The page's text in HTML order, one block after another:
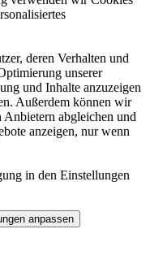
deren Verhalten und
unserer
und Inhalte anzuzeigen
Außerdem können wir
Anbietern abgleichen und
anzeigen, nur wenn
in den Einstellungen
anpassen